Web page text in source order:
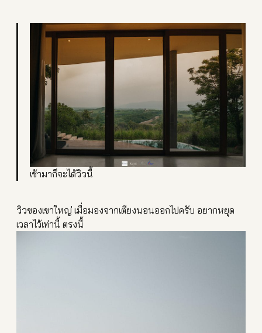
เช้ามาก็จะได้วิวนี้
วิวของเขาใหญ่ เมื่อมองจากเตียงนอนออกไปครับ อยากหยุด
เวลาไว้เท่านี้ ตรงนี้